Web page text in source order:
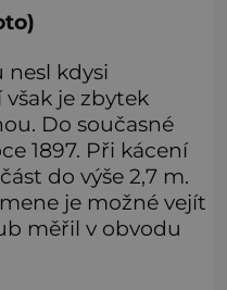
kdysi
je zbytek
Do současné
1897. Při kácení
do výše 2,7 m.
je možné vejít
měřil v obvodu